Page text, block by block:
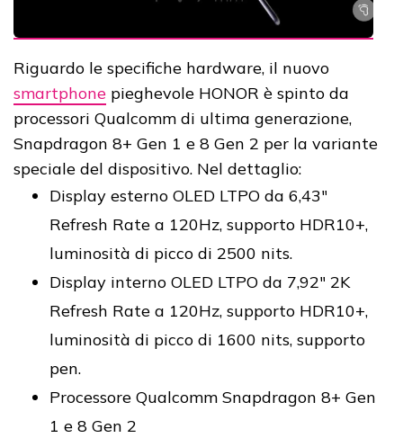
Riguardo le specifiche hardware, il nuovo
smartphone pieghevole HONOR è spinto da
processori Qualcomm di ultima generazione,
Snapdragon 8+ Gen 1 e 8 Gen 2 per la variante
speciale del dispositivo. Nel dettaglio:
Display esterno OLED LTPO da 6,43"
Refresh Rate a 120Hz, supporto HDR10+,
luminosità di picco di 2500 nits.
Display interno OLED LTPO da 7,92" 2K
Refresh Rate a 120Hz, supporto HDR10+,
luminosità di picco di 1600 nits, supporto
pen.
Processore Qualcomm Snapdragon 8+ Gen
1 e 8 Gen 2